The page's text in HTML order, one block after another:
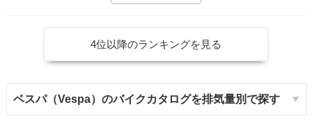
4位以降のランキングを見る
ベスパ（Vespa）のバイクカタログを排気量別で探す